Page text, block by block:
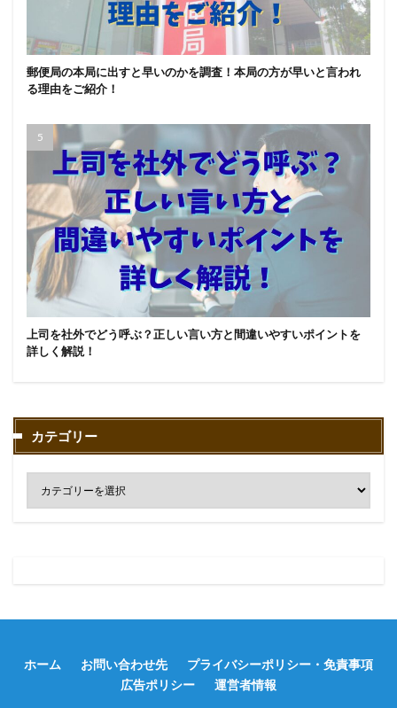
郵便局の本局に出すと早いのかを調査！本局の方が早いと言われ
る理由をご紹介！
上司を社外でどう呼ぶ？正しい言い方と間違いやすいポイントを
詳しく解説！
カテゴリー
ホーム お問い合わせ先
プライバシーポリシー・免責事項
広告ポリシー
運営者情報